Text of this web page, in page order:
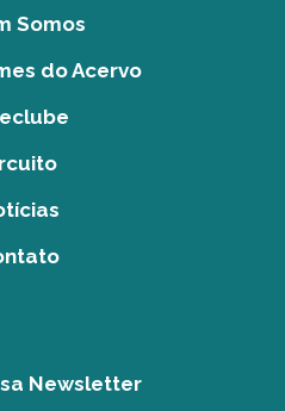
Somos
do Acervo
Newsletter